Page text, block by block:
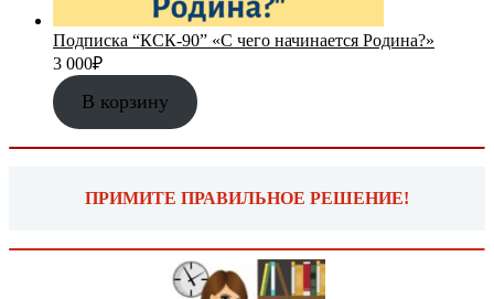
Подписка “КСК-90” «С чего начинается Родина?»
3 000₽
В корзину
ПРИМИТЕ ПРАВИЛЬНОЕ РЕШЕНИЕ!